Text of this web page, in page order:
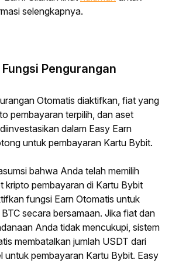
selengkapnya.
Pengurangan
Otomatis diaktifkan, fiat yang
pembayaran terpilih, dan aset
dalam Easy Earn
untuk pembayaran Kartu Bybit.
bahwa Anda telah memilih
kripto pembayaran di Kartu Bybit
fungsi Earn Otomatis untuk
secara bersamaan. Jika fiat dan
Anda tidak mencukupi, sistem
membatalkan jumlah USDT dari
untuk pembayaran Kartu Bybit. Easy